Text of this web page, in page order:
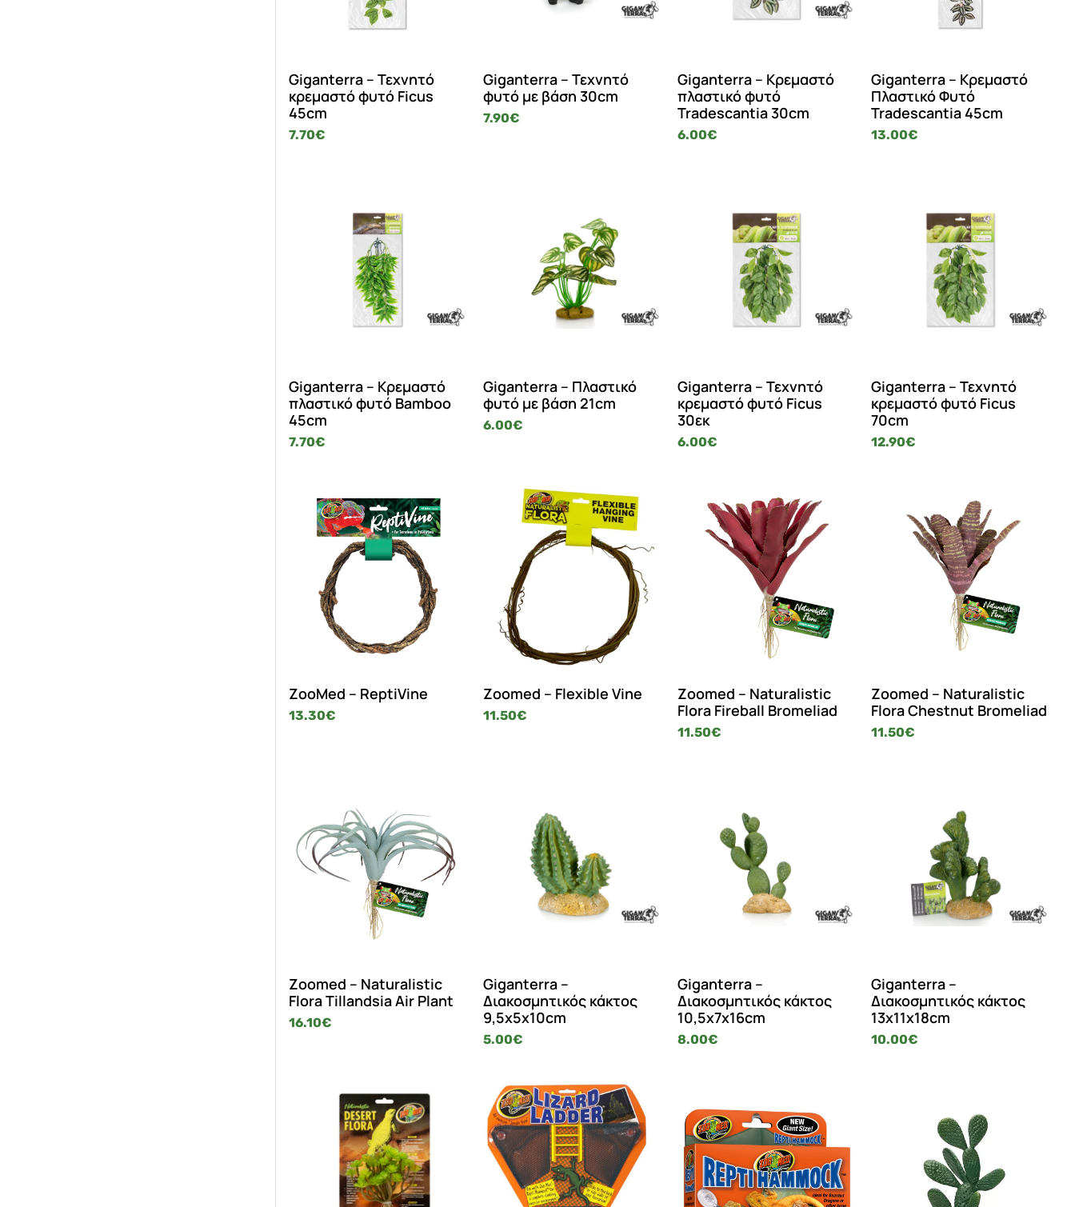
Giganterra – Τεχνητό
κρεμαστό φυτό Ficus
45cm
7.70€
Giganterra – Τεχνητό
φυτό με βάση 30cm
7.90€
Giganterra – Κρεμαστό
πλαστικό φυτό
Tradescantia 30cm
6.00€
Giganterra – Κρεμαστό
Πλαστικό Φυτό
Tradescantia 45cm
13.00€
Giganterra – Κρεμαστό
πλαστικό φυτό Bamboo
45cm
7.70€
Giganterra – Πλαστικό
φυτό με βάση 21cm
6.00€
Giganterra – Τεχνητό
κρεμαστό φυτό Ficus
30εκ
6.00€
Giganterra – Τεχνητό
κρεμαστό φυτό Ficus
70cm
12.90€
ZooMed – ReptiVine
13.30€
Zoomed – Flexible Vine
11.50€
Zoomed – Naturalistic
Flora Fireball Bromeliad
11.50€
Zoomed – Naturalistic
Flora Chestnut Bromeliad
11.50€
Zoomed – Naturalistic
Flora Tillandsia Air Plant
16.10€
Giganterra –
Διακοσμητικός κάκτος
9,5x5x10cm
5.00€
Giganterra –
Διακοσμητικός κάκτος
10,5x7x16cm
8.00€
Giganterra –
Διακοσμητικός κάκτος
13x11x18cm
10.00€